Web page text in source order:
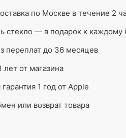
по Москве в течение 2
стекло — в подарок к каждому
переплат до 36 месяцев
лет от магазина
1 год от Apple
или возврат товара